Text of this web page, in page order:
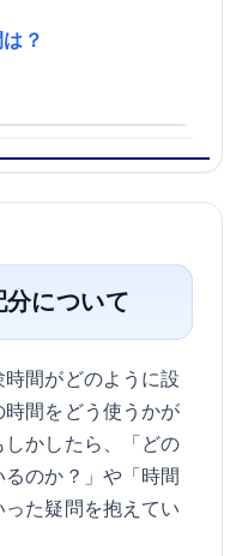
？
について
間がどのように設
間をどう使うかが
かしたら、「どの
のか？」や「時間
た疑問を抱えてい